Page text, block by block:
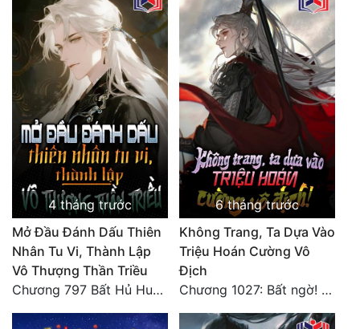
Đông Phương
Đông Phương Huyền Huyễn
Đồng Nhân
Cẩu Đạo Trường Sinh
Ngự Thú
Truyện Nam
Truyện Nữ
Vô Địch Lưu
Xây Dựng Thế Lực
4 tháng trước
Mở Đầu Đánh Dấu Thiên
Nhân Tu Vi, Thành Lập
Vô Thượng Thần Triều
Chương 797 Bất Hủ Huyền Địa
6 tháng trước
Không Trang, Ta Dựa Vào
Triệu Hoán Cường Vô
Địch
Chương 1027: Bất ngờ! Long Vực dậy sóng!